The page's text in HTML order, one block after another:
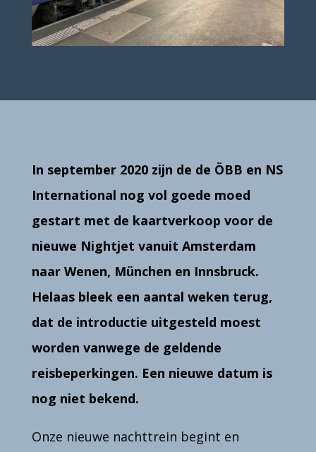
In september 2020 zijn de de ÖBB en NS
International nog vol goede moed
gestart met de kaartverkoop voor de
nieuwe Nightjet vanuit Amsterdam
naar Wenen, München en Innsbruck.
Helaas bleek een aantal weken terug,
dat de introductie uitgesteld moest
worden vanwege de geldende
reisbeperkingen. Een nieuwe datum is
nog niet bekend.
Onze nieuwe nachttrein begint en